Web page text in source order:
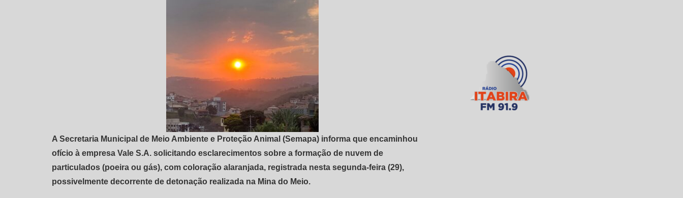
A Secretaria Municipal de Meio Ambiente e Proteção Animal (Semapa) informa que encaminhou
ofício à empresa Vale S.A. solicitando esclarecimentos sobre a formação de nuvem de
particulados (poeira ou gás), com coloração alaranjada, registrada nesta segunda-feira (29),
possivelmente decorrente de detonação realizada na Mina do Meio.